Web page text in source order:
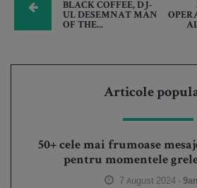
BLACK COFFEE, DJ-
UL DESEMNAT MAN
OF THE...
Articole
50+ cele mai frumoase
pentru momentele
7 August 2024 -